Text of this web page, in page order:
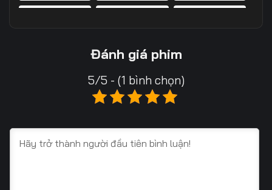
20
25 26
Đánh giá phim
5/5 - (1 bình chọn)